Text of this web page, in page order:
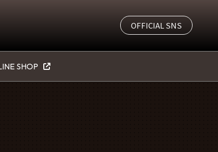
OFFICIAL SNS
SHOP